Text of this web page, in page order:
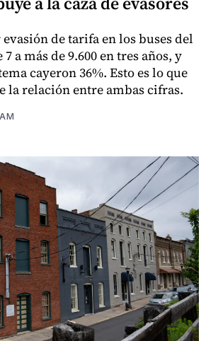
de tarifa en los buses del
a más de 9.600 en tres años, y
cayeron 36%. Esto es lo que
la relación entre ambas cifras.